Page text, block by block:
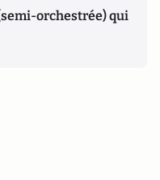
orchestrée) qui